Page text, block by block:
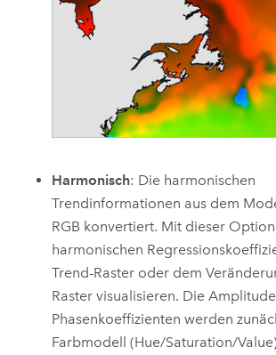
Harmonisch: Die harmonischen
Trendinformationen aus dem
RGB konvertiert. Mit dieser
harmonischen
Trend-Raster oder dem
Raster visualisieren. Die
Phasenkoeffizienten werden
Farbmodell (Hue/Saturation/